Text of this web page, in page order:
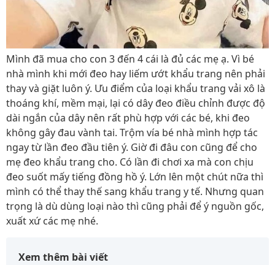
Mình đã mua cho con 3 đến 4 cái là đủ các mẹ ạ. Vì bé
nhà mình khi mới đeo hay liếm ướt khẩu trang nên phải
thay và giặt luôn ý. Ưu điểm của loại khẩu trang vải xô là
thoáng khí, mềm mại, lại có dây đeo điều chỉnh được độ
dài ngắn của dây nên rất phù hợp với các bé, khi đeo
không gây đau vành tai. Trộm vía bé nhà mình hợp tác
ngay từ lần đeo đầu tiên ý. Giờ đi đâu con cũng để cho
mẹ đeo khẩu trang cho. Có lần đi chơi xa mà con chịu
đeo suốt mấy tiếng đồng hồ ý. Lớn lên một chút nữa thì
mình có thể thay thế sang khẩu trang y tế. Nhưng quan
trọng là dù dùng loại nào thì cũng phải để ý nguồn gốc,
xuất xứ các mẹ nhé.
Xem thêm bài viết